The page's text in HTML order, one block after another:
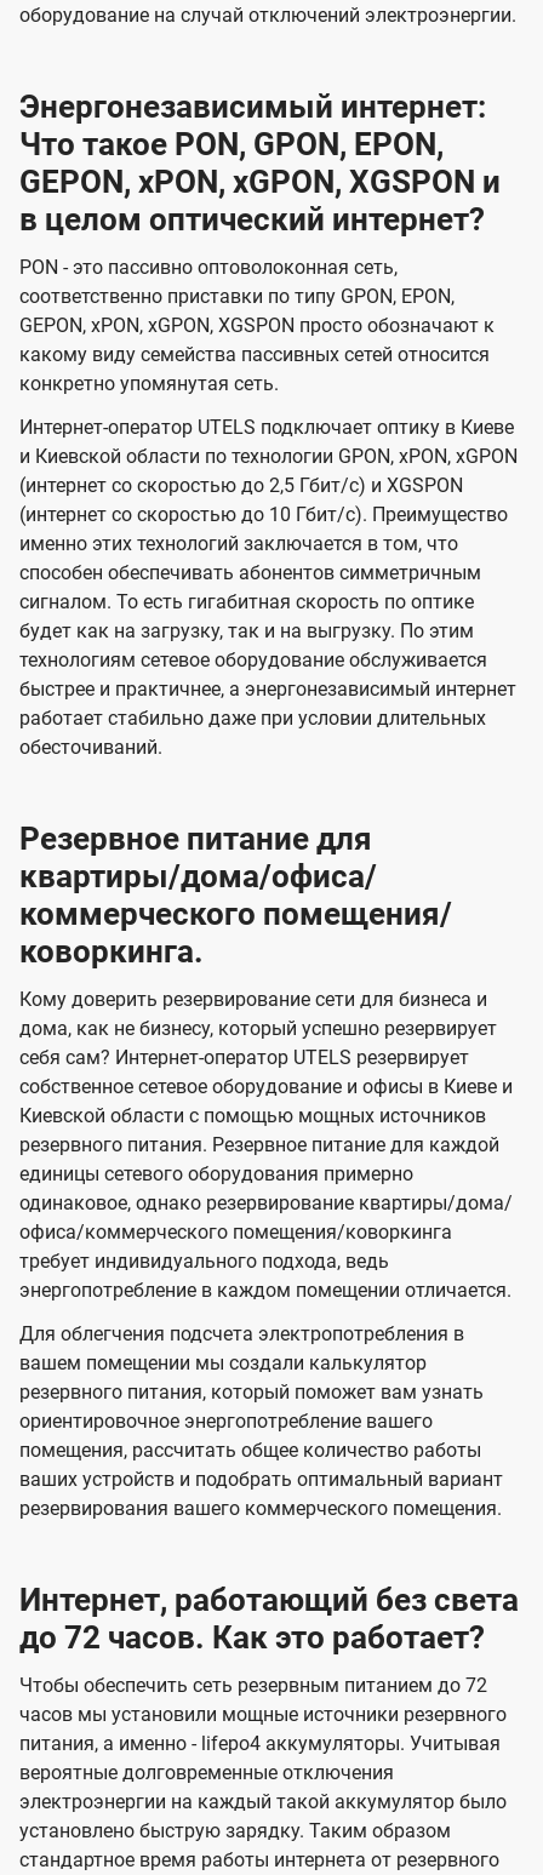
оборудование на случай отключений электроэнергии.
Энергонезависимый интернет:
Что такое PON, GPON, EPON,
GEPON, xPON, xGPON, XGSPON и
в целом оптический интернет?
PON - это пассивно оптоволоконная сеть,
соответственно приставки по типу GPON, EPON,
GEPON, xPON, xGPON, XGSPON просто обозначают к
какому виду семейства пассивных сетей относится
конкретно упомянутая сеть.
Интернет-оператор UTELS подключает оптику в Киеве
и Киевской области по технологии GPON, xPON, xGPON
(интернет со скоростью до 2,5 Гбит/с) и XGSPON
(интернет со скоростью до 10 Гбит/с). Преимущество
именно этих технологий заключается в том, что
способен обеспечивать абонентов симметричным
сигналом. То есть гигабитная скорость по оптике
будет как на загрузку, так и на выгрузку. По этим
технологиям сетевое оборудование обслуживается
быстрее и практичнее, а энергонезависимый интернет
работает стабильно даже при условии длительных
обесточиваний.
Резервное питание для
квартиры/дома/офиса/
коммерческого помещения/
коворкинга.
Кому доверить резервирование сети для бизнеса и
дома, как не бизнесу, который успешно резервирует
себя сам? Интернет-оператор UTELS резервирует
собственное сетевое оборудование и офисы в Киеве и
Киевской области с помощью мощных источников
резервного питания. Резервное питание для каждой
единицы сетевого оборудования примерно
одинаковое, однако резервирование квартиры/дома/
офиса/коммерческого помещения/коворкинга
требует индивидуального подхода, ведь
энергопотребление в каждом помещении отличается.
Для облегчения подсчета электропотребления в
вашем помещении мы создали калькулятор
резервного питания, который поможет вам узнать
ориентировочное энергопотребление вашего
помещения, рассчитать общее количество работы
ваших устройств и подобрать оптимальный вариант
резервирования вашего коммерческого помещения.
Интернет, работающий без света
до 72 часов. Как это работает?
Чтобы обеспечить сеть резервным питанием до 72
часов мы установили мощные источники резервного
питания, а именно - lifepo4 аккумуляторы. Учитывая
вероятные долговременные отключения
электроэнергии на каждый такой аккумулятор было
установлено быструю зарядку. Таким образом
стандартное время работы интернета от резервного